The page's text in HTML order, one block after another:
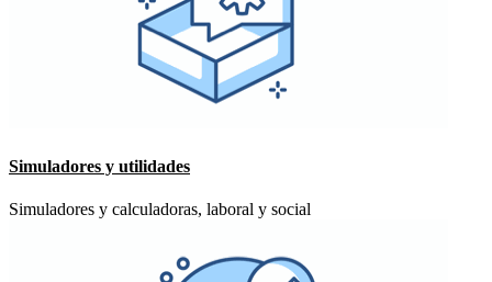
Simuladores y utilidades
Simuladores y calculadoras, laboral y social